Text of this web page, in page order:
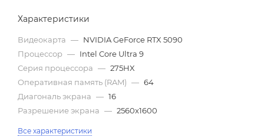
Характеристики
Видеокарта — NVIDIA GeForce RTX 5090
Процессор — Intel Core Ultra 9
Серия процессора — 275HX
Оперативная память (RAM) — 64
Диагональ экрана — 16
Разрешение экрана — 2560x1600
Все характеристики